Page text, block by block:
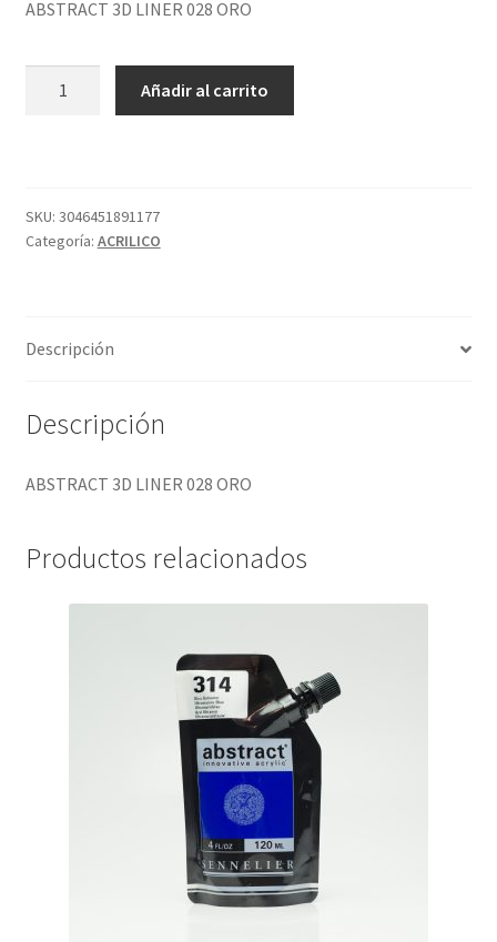
ABSTRACT 3D LINER 028 ORO
cantidad
Añadir al carrito
SKU: 3046451891177
Categoría: ACRILICO
Descripción
Descripción
ABSTRACT 3D LINER 028 ORO
Productos relacionados